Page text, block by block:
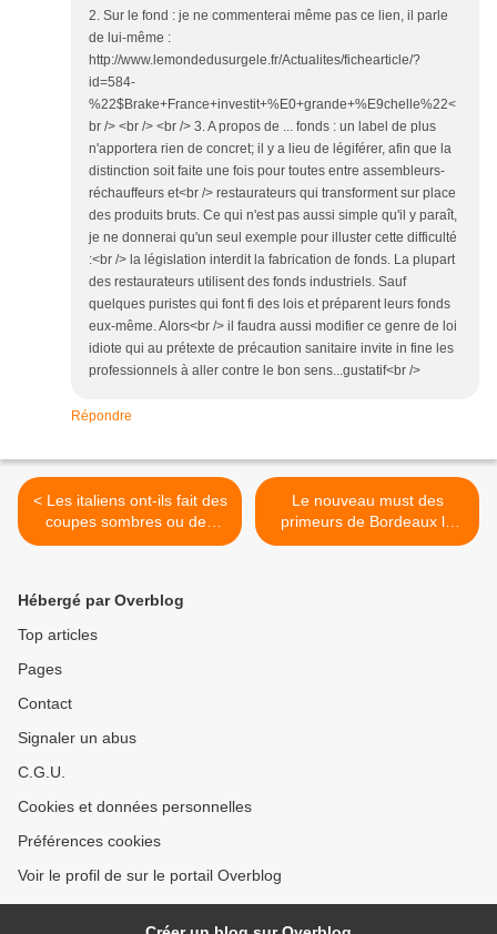
2. Sur le fond : je ne commenterai même pas ce lien, il parle
de lui-même :
http://www.lemondedusurgele.fr/Actualites/fichearticle/?
id=584-
%22$Brake+France+investit+%E0+grande+%E9chelle%22<
br /> <br /> <br /> 3. A propos de ... fonds : un label de plus
n'apportera rien de concret; il y a lieu de légiférer, afin que la
distinction soit faite une fois pour toutes entre assembleurs-
réchauffeurs et<br /> restaurateurs qui transforment sur place
des produits bruts. Ce qui n'est pas aussi simple qu'il y paraît,
je ne donnerai qu'un seul exemple pour illuster cette difficulté
:<br /> la législation interdit la fabrication de fonds. La plupart
des restaurateurs utilisent des fonds industriels. Sauf
quelques puristes qui font fi des lois et préparent leurs fonds
eux-même. Alors<br /> il faudra aussi modifier ce genre de loi
idiote qui au prétexte de précaution sanitaire invite in fine les
professionnels à aller contre le bon sens...gustatif<br />
Répondre
< Les italiens ont-ils fait des
coupes sombres ou des
coupes claires dans leur
Le nouveau must des
primeurs de Bordeaux le
tweet « sitôt dégusté, sitôt
Hébergé par Overblog
Top articles
Pages
Contact
Signaler un abus
C.G.U.
Cookies et données personnelles
Préférences cookies
Voir le profil de sur le portail Overblog